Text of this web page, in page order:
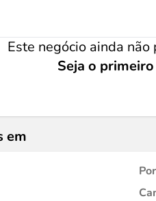
Este negócio ainda não
Seja o
em